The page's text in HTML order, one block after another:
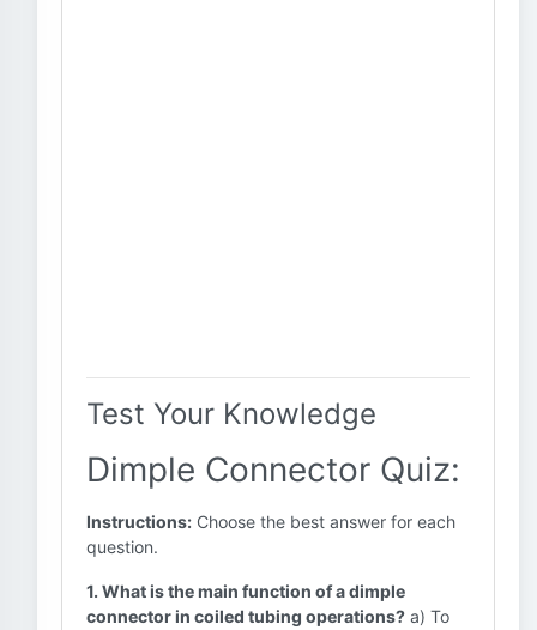
Test Your Knowledge
Dimple Connector Quiz:
Instructions: Choose the best answer for each
question.
1. What is the main function of a dimple
connector in coiled tubing operations? a) To